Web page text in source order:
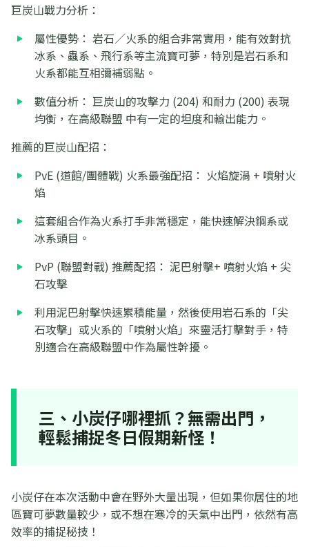
巨炭山戰力分析：
屬性優勢： 岩石／火系的組合非常實用，能有效對抗
冰系、蟲系、飛行系等主流寶可夢，特別是岩石系和
火系都能互相彌補弱點。
數值分析： 巨炭山的攻擊力 (204) 和耐力 (200) 表現
均衡，在高級聯盟 中有一定的坦度和輸出能力。
推薦的巨炭山配招：
PvE (道館/團體戰) 火系最強配招： 火焰旋渦 + 噴射火
焰
這套組合作為火系打手非常穩定，能快速解決鋼系或
冰系頭目。
PvP (聯盟對戰) 推薦配招： 泥巴射擊+ 噴射火焰 + 尖
石攻擊
利用泥巴射擊快速累積能量，然後使用岩石系的「尖
石攻擊」或火系的「噴射火焰」來靈活打擊對手，特
別適合在高級聯盟中作為屬性幹擾。
三、小炭仔哪裡抓？無需出門，
輕鬆捕捉冬日假期新怪！
小炭仔在本次活動中會在野外大量出現，但如果你居住的地
區寶可夢數量較少，或不想在寒冷的天氣中出門，依然有高
效率的捕捉秘技！